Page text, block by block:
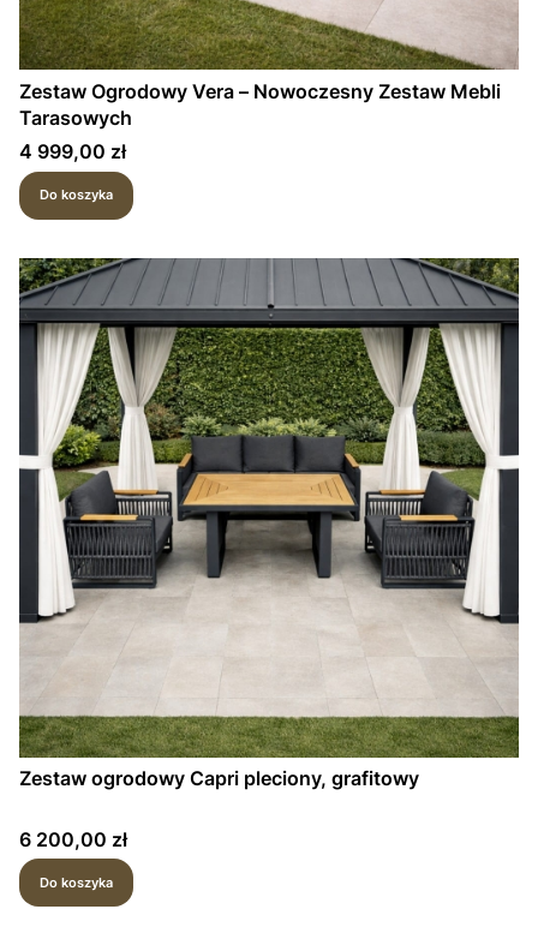
Zestaw Ogrodowy Vera – Nowoczesny Zestaw Mebli
Tarasowych
Cena
4 999,00 zł
Do koszyka
Zestaw ogrodowy Capri pleciony, grafitowy
Cena
6 200,00 zł
Do koszyka